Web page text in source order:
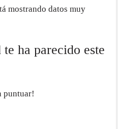
mostrando datos muy
ha parecido este
puntuar!